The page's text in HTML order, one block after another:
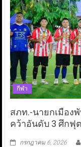
กีฬา
สภท.-นายกเมือง
คว้าอันดับ 3 ศึกฟุ
กรกฎาคม 6, 2026